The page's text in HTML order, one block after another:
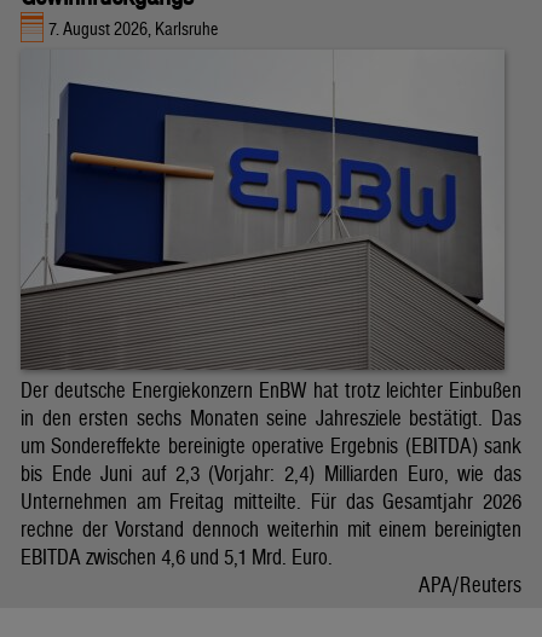
7. August 2026, Karlsruhe
Der deutsche Energiekonzern EnBW hat trotz leichter Einbußen
in den ersten sechs Monaten seine Jahresziele bestätigt. Das
um Sondereffekte bereinigte operative Ergebnis (EBITDA) sank
bis Ende Juni auf 2,3 (Vorjahr: 2,4) Milliarden Euro, wie das
Unternehmen am Freitag mitteilte. Für das Gesamtjahr 2026
rechne der Vorstand dennoch weiterhin mit einem bereinigten
EBITDA zwischen 4,6 und 5,1 Mrd. Euro.
APA/Reuters